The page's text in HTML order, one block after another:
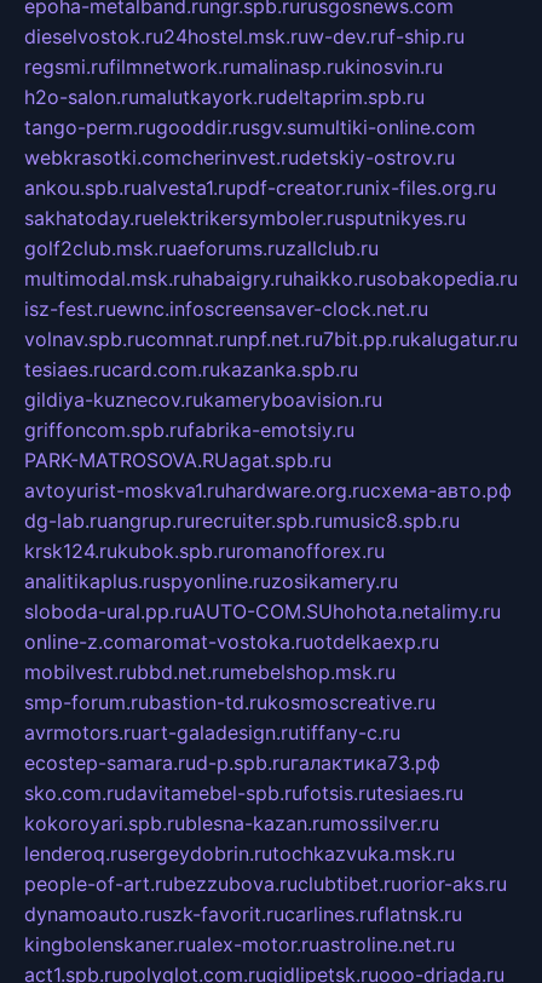
epoha-metalband.rungr.spb.rurusgosnews.com
dieselvostok.ru24hostel.msk.ruw-dev.ruf-ship.ru
regsmi.rufilmnetwork.rumalinasp.rukinosvin.ru
h2o-salon.rumalutkayork.rudeltaprim.spb.ru
tango-perm.rugooddir.rusgv.sumultiki-online.com
webkrasotki.comcherinvest.rudetskiy-ostrov.ru
ankou.spb.rualvesta1.rupdf-creator.runix-files.org.ru
sakhatoday.ruelektrikersymboler.rusputnikyes.ru
golf2club.msk.ruaeforums.ruzallclub.ru
multimodal.msk.ruhabaigry.ruhaikko.rusobakopedia.ru
isz-fest.ruewnc.infoscreensaver-clock.net.ru
volnav.spb.rucomnat.runpf.net.ru7bit.pp.rukalugatur.ru
tesiaes.rucard.com.rukazanka.spb.ru
gildiya-kuznecov.rukameryboavision.ru
griffoncom.spb.rufabrika-emotsiy.ru
PARK-MATROSOVA.RUagat.spb.ru
avtoyurist-moskva1.ruhardware.org.ruсхема-авто.рф
dg-lab.ruangrup.rurecruiter.spb.rumusic8.spb.ru
krsk124.rukubok.spb.ruromanofforex.ru
analitikaplus.ruspyonline.ruzosikamery.ru
sloboda-ural.pp.ruAUTO-COM.SUhohota.netalimy.ru
online-z.comaromat-vostoka.ruotdelkaexp.ru
mobilvest.rubbd.net.rumebelshop.msk.ru
smp-forum.rubastion-td.rukosmoscreative.ru
avrmotors.ruart-galadesign.rutiffany-c.ru
ecostep-samara.rud-p.spb.ruгалактика73.рф
sko.com.rudavitamebel-spb.rufotsis.rutesiaes.ru
kokoroyari.spb.rublesna-kazan.rumossilver.ru
lenderoq.rusergeydobrin.rutochkazvuka.msk.ru
people-of-art.rubezzubova.ruclubtibet.ruorior-aks.ru
dynamoauto.ruszk-favorit.rucarlines.ruflatnsk.ru
kingbolenskaner.rualex-motor.ruastroline.net.ru
act1.spb.rupolyglot.com.rugidlipetsk.ruooo-driada.ru